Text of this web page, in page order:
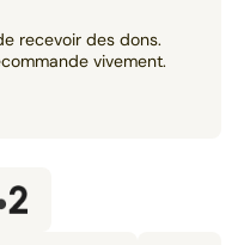
recevoir des dons.
vivement.